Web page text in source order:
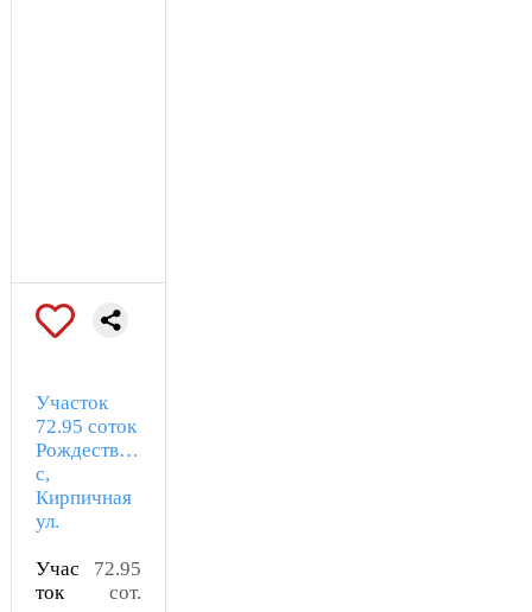
Участок
72.95 соток
Рождественно
с,
Кирпичная
ул.
Учас
ток
72.95
сот.